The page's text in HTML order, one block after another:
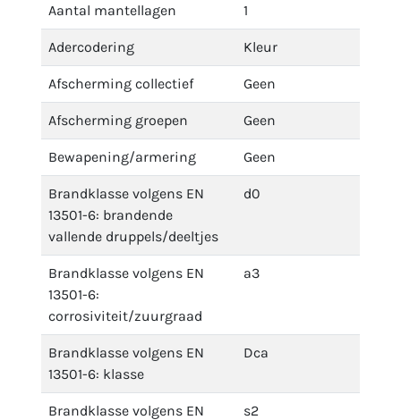
Aantal mantellagen 1
Adercodering Kleur
Afscherming collectief Geen
Afscherming groepen Geen
Bewapening/armering Geen
Brandklasse volgens EN
13501-6: brandende
vallende druppels/deeltjes
d0
Brandklasse volgens EN
13501-6:
corrosiviteit/zuurgraad
a3
Brandklasse volgens EN
13501-6: klasse
Dca
Brandklasse volgens EN
s2